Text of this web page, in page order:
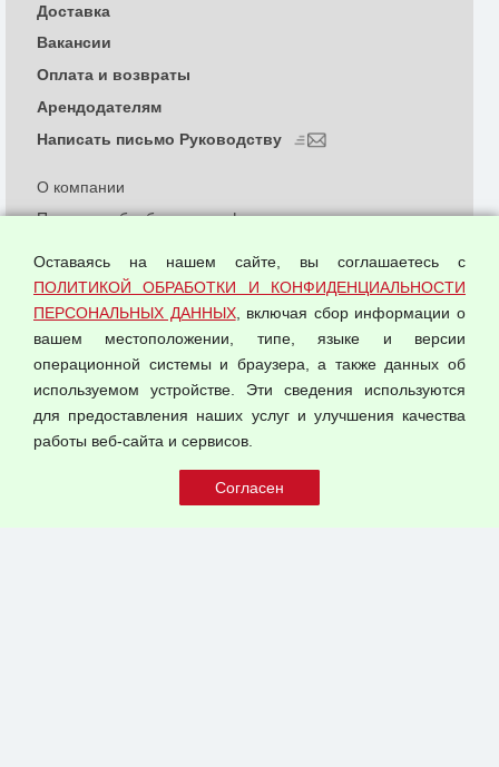
© 2026 ООО "Феникс"
О компании
Политика обработки и конфиденциальности
Согласием на обработку персональных данных
Оферта оптовой купли-продажи
Публичная оферта
Доставка
Вакансии
Оплата и возвраты
Арендодателям
Написать письмо Руководству
Оставаясь на нашем сайте, вы соглашаетесь с
ПОЛИТИКОЙ ОБРАБОТКИ И КОНФИДЕНЦИАЛЬНОСТИ
ПЕРСОНАЛЬНЫХ ДАННЫХ, включая сбор информации о
вашем местоположении, типе, языке и версии
операционной системы и браузера, а также данных об
используемом устройстве. Эти сведения используются
для предоставления наших услуг и улучшения качества
работы веб-сайта и сервисов.